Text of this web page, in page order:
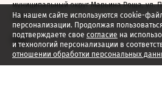
На нашем сайте используются cookie-
персонализации. Продолжая
подтверждаете свое согласие на
и технологий персонализации в
отношении обработки персональных
муниципальный округ Марьина Роща, ул.
2026